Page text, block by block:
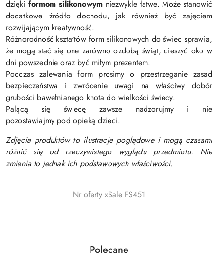
dzięki formom silikonowym niezwykle łatwe. Może stanowić
dodatkowe źródło dochodu, jak również być zajęciem
rozwijającym kreatywność.
Różnorodność kształtów form silikonowych do świec sprawia,
że mogą stać się one zarówno ozdobą świąt, cieszyć oko w
dni powszednie oraz być miłym prezentem.
Podczas zalewania form prosimy o przestrzeganie zasad
bezpieczeństwa i zwrócenie uwagi na właściwy dobór
grubości bawełnianego knota do wielkości świecy.
Palącą się świecę zawsze nadzorujmy i nie
pozostawiajmy pod opieką dzieci.
Zdjęcia produktów to ilustracje poglądowe i mogą czasami
różnić się od rzeczywistego wyglądu przedmiotu. Nie
zmienia to jednak ich podstawowych właściwości.
Nr oferty xSale FS451
Pomiń karuzelę produktów
Produkty
Polecane